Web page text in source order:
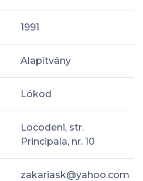
1991
Alapítvány
Lókod
Locodeni, str.
Principala, nr. 10
zakariask@yahoo.com